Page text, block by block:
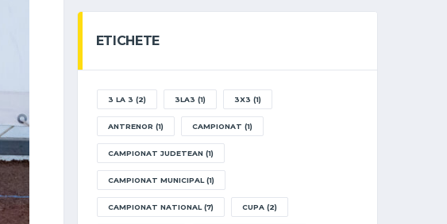
ETICHETE
3 LA 3 (2) 3LA3 (1) 3X3 (1)
ANTRENOR (1) CAMPIONAT (1)
CAMPIONAT JUDETEAN (1)
CAMPIONAT MUNICIPAL(1)
CAMPIONAT NATIONAL(7) CUPA(2)